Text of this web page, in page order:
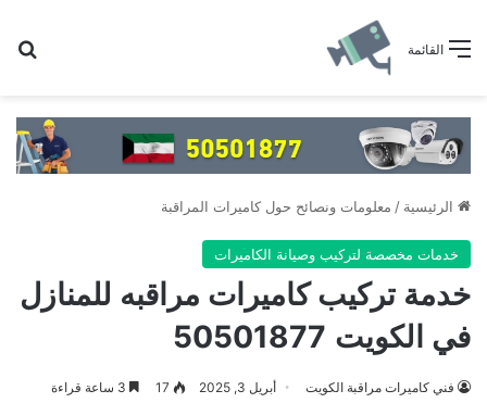
القائمة
الرئيسية / معلومات ونصائح حول كاميرات المراقبة
خدمات مخصصة لتركيب وصيانة الكاميرات
خدمة تركيب كاميرات مراقبه للمنازل
في الكويت 50501877
فني كاميرات مراقبة الكويت أبريل 3, 2025 17